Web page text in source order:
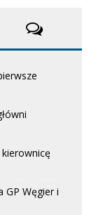
GP Węgier i